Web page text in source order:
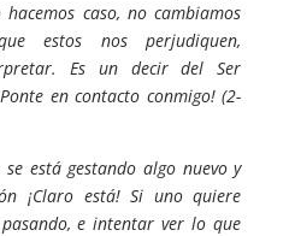
caso, no cambiamos
estos nos perjudiquen,
Es un decir del Ser
en contacto conmigo! (2-
está gestando algo nuevo y
¡Claro está! Si uno quiere
e intentar ver lo que